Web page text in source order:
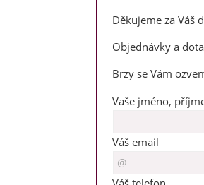
Děkujeme za Váš
Objednávky a
Brzy se Vám
Vaše jméno,
Váš email